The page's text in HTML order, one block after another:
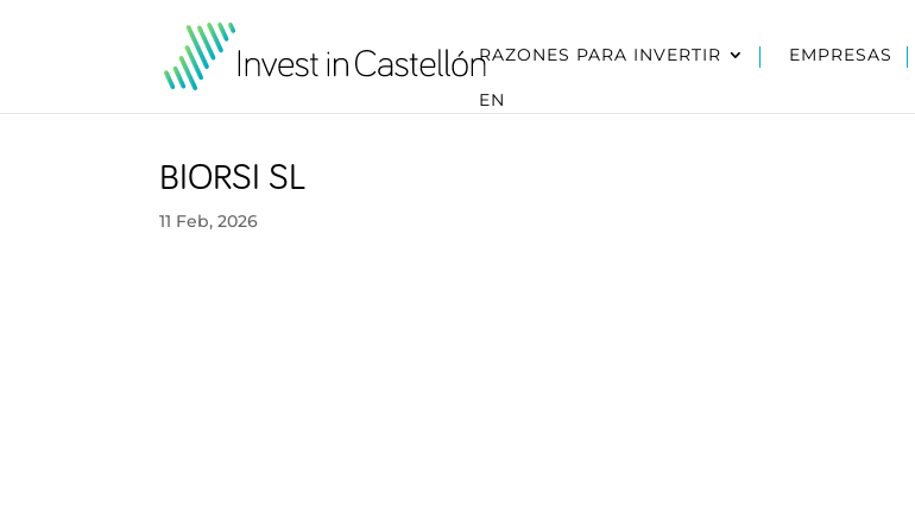
RAZONES PARA INVERTIR EMPRESAS
EN
BIORSI SL
11 Feb, 2026